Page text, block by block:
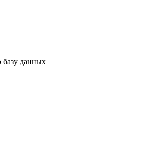
базу данных